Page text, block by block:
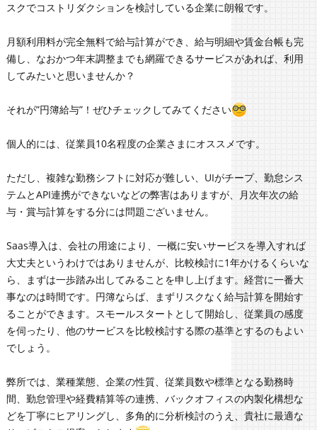
スクでコストリダクションを検討している企業に朗報です。
月額利用料が完全無料で給与計算ができ、給与明細や賃金台帳も完
備し、なおかつ年末調整までも網羅できるサービスがあれば、利用
してみたいと思いませんか？
それが”円簿給与”！ぜひチェックしてみてください
個人的には、従業員10名程度の企業さまにオススメです。
ただし、複雑な勤務シフトに対応が難しい、UIがチープ、勤怠シス
テムとAPI連携ができないなどの弊害はありますが、月次年次の給
与・賞与計算をする分には問題ございません。
Saas導入は、会社の用途により、一概に安いサービスを導入すれば
大丈夫というわけではありませんが、比較検討に1年かけるくらいな
ら、まずは一歩踏み出してみることを申し上げます。経営に一番大
事なのは時間です。円簿ならば、まずリスクなく給与計算を開始す
ることができます。スモールスタートとして開始し、従業員の感度
を伺ったり、他のサービスを比較検討する際の基準とするのもよい
でしょう。
弊所では、業種業態、企業の性質、従業員数や標準となる勤務時
間、勤怠管理や経費精算等の連携、バックオフィスの内製化構想な
どを丁寧にヒアリングし、多角的に分析検討のうえ、貴社に最適な